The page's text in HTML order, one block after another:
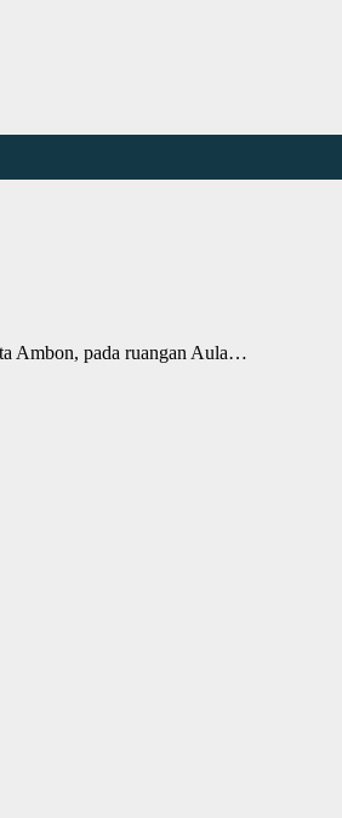
Ambon, pada ruangan Aula…